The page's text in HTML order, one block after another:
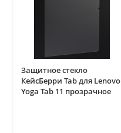
Защитное стекло
КейсБерри Tab для Lenovo
Yoga Tab 11 прозрачное